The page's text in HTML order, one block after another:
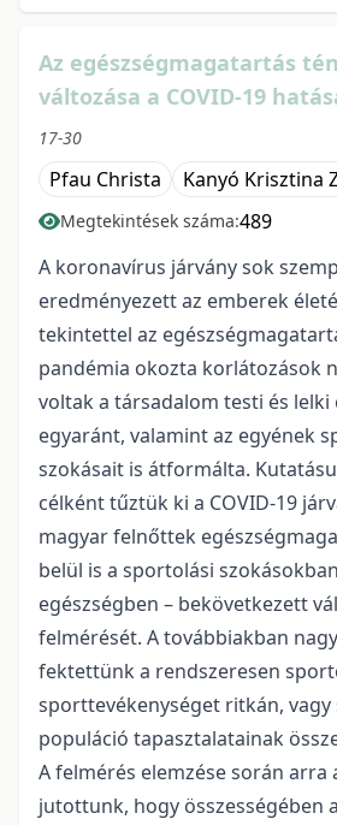
Az egészségmagatartás
változása a COVID-19
17-30
Pfau Christa Kanyó Krisztina
Megtekintések száma:489
A koronavírus járvány sok
eredményezett az emberek
tekintettel az
pandémia okozta korlátozások
voltak a társadalom testi és lelki
egyaránt, valamint az egyének
szokásait is átformálta.
célként tűztük ki a COVID-19
magyar felnőttek
belül is a sportolási
egészségben – bekövetkezett
felmérését. A továbbiakban
fektettünk a rendszeresen
sporttevékenységet ritkán, vagy
populáció tapasztalatainak
A felmérés elemzése során arra
jutottunk, hogy összességében